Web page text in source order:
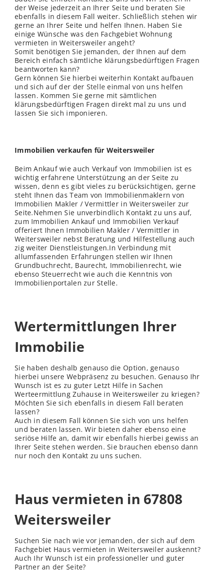
der Weise jederzeit an Ihrer Seite und beraten Sie
ebenfalls in diesem Fall weiter. Schließlich stehen wir
gerne an Ihrer Seite und helfen Ihnen. Haben Sie
einige Wünsche was den Fachgebiet Wohnung
vermieten in Weitersweiler angeht?
Somit benötigen Sie jemanden, der Ihnen auf dem
Bereich einfach sämtliche klärungsbedürftigen Fragen
beantworten kann?
Gern können Sie hierbei weiterhin Kontakt aufbauen
und sich auf der der Stelle einmal von uns helfen
lassen. Kommen Sie gerne mit sämtlichen
klärungsbedürftigen Fragen direkt mal zu uns und
lassen Sie sich imponieren.
Immobilien verkaufen für Weitersweiler
Beim Ankauf wie auch Verkauf von Immobilien ist es
wichtig erfahrene Unterstützung an der Seite zu
wissen, denn es gibt vieles zu berücksichtigen, gerne
steht Ihnen das Team von Immobilienmaklern von
Immobilien Makler / Vermittler in Weitersweiler zur
Seite.Nehmen Sie unverbindlich Kontakt zu uns auf,
zum Immobilien Ankauf und Immobilien Verkauf
offeriert Ihnen Immobilien Makler / Vermittler in
Weitersweiler nebst Beratung und Hilfestellung auch
zig weiter Dienstleistungen.In Verbindung mit
allumfassenden Erfahrungen stellen wir Ihnen
Grundbuchrecht, Baurecht, Immobilienrecht, wie
ebenso Steuerrecht wie auch die Kenntnis von
Immobilienportalen zur Stelle.
Wertermittlungen Ihrer
Immobilie
Sie haben deshalb genauso die Option, genauso
hierbei unsere Webpräsenz zu besuchen. Genauso Ihr
Wunsch ist es zu guter Letzt Hilfe in Sachen
Werteermittlung Zuhause in Weitersweiler zu kriegen?
Möchten Sie sich ebenfalls in diesem Fall beraten
lassen?
Auch in diesem Fall können Sie sich von uns helfen
und beraten lassen. Wir bieten daher ebenso eine
seriöse Hilfe an, damit wir ebenfalls hierbei gewiss an
Ihrer Seite stehen werden. Sie brauchen ebenso dann
nur noch den Kontakt zu uns suchen.
Haus vermieten in 67808
Weitersweiler
Suchen Sie nach wie vor jemanden, der sich auf dem
Fachgebiet Haus vermieten in Weitersweiler auskennt?
Auch Ihr Wunsch ist ein professioneller und guter
Partner an der Seite?